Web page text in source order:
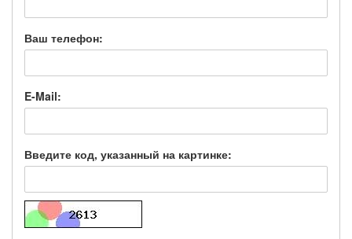
Ваш телефон:
E-Mail:
Введите код, указанный на картинке: